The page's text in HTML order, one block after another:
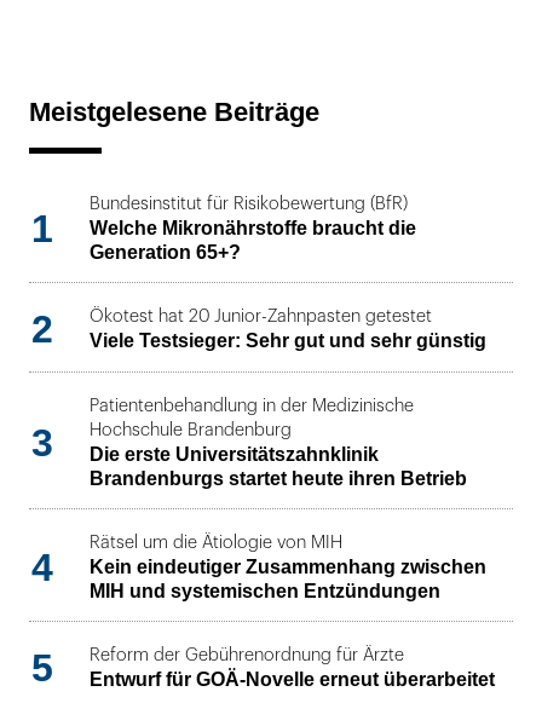
Meistgelesene Beiträge
1
Bundesinstitut für Risikobewertung (BfR)
Welche Mikronährstoffe braucht die
Generation 65+?
2 Ökotest hat 20 Junior-Zahnpasten getestet
Viele Testsieger: Sehr gut und sehr günstig
3
Patientenbehandlung in der Medizinische
Hochschule Brandenburg
Die erste Universitätszahnklinik
Brandenburgs startet heute ihren Betrieb
4
Rätsel um die Ätiologie von MIH
Kein eindeutiger Zusammenhang zwischen
MIH und systemischen Entzündungen
5 Reform der Gebührenordnung für Ärzte
Entwurf für GOÄ-Novelle erneut überarbeitet